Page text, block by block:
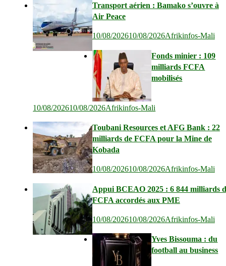
Transport aérien : Bamako s’ouvre à
Air Peace
10/08/202610/08/2026Afrikinfos-Mali
Fonds minier : 109
milliards FCFA
mobilisés
10/08/202610/08/2026Afrikinfos-Mali
Toubani Resources et AFG Bank : 22
milliards de FCFA pour la Mine de
Kobada
10/08/202610/08/2026Afrikinfos-Mali
Appui BCEAO 2025 : 6 844 milliards
FCFA accordés aux PME
10/08/202610/08/2026Afrikinfos-Mali
Yves Bissouma : du
football au business